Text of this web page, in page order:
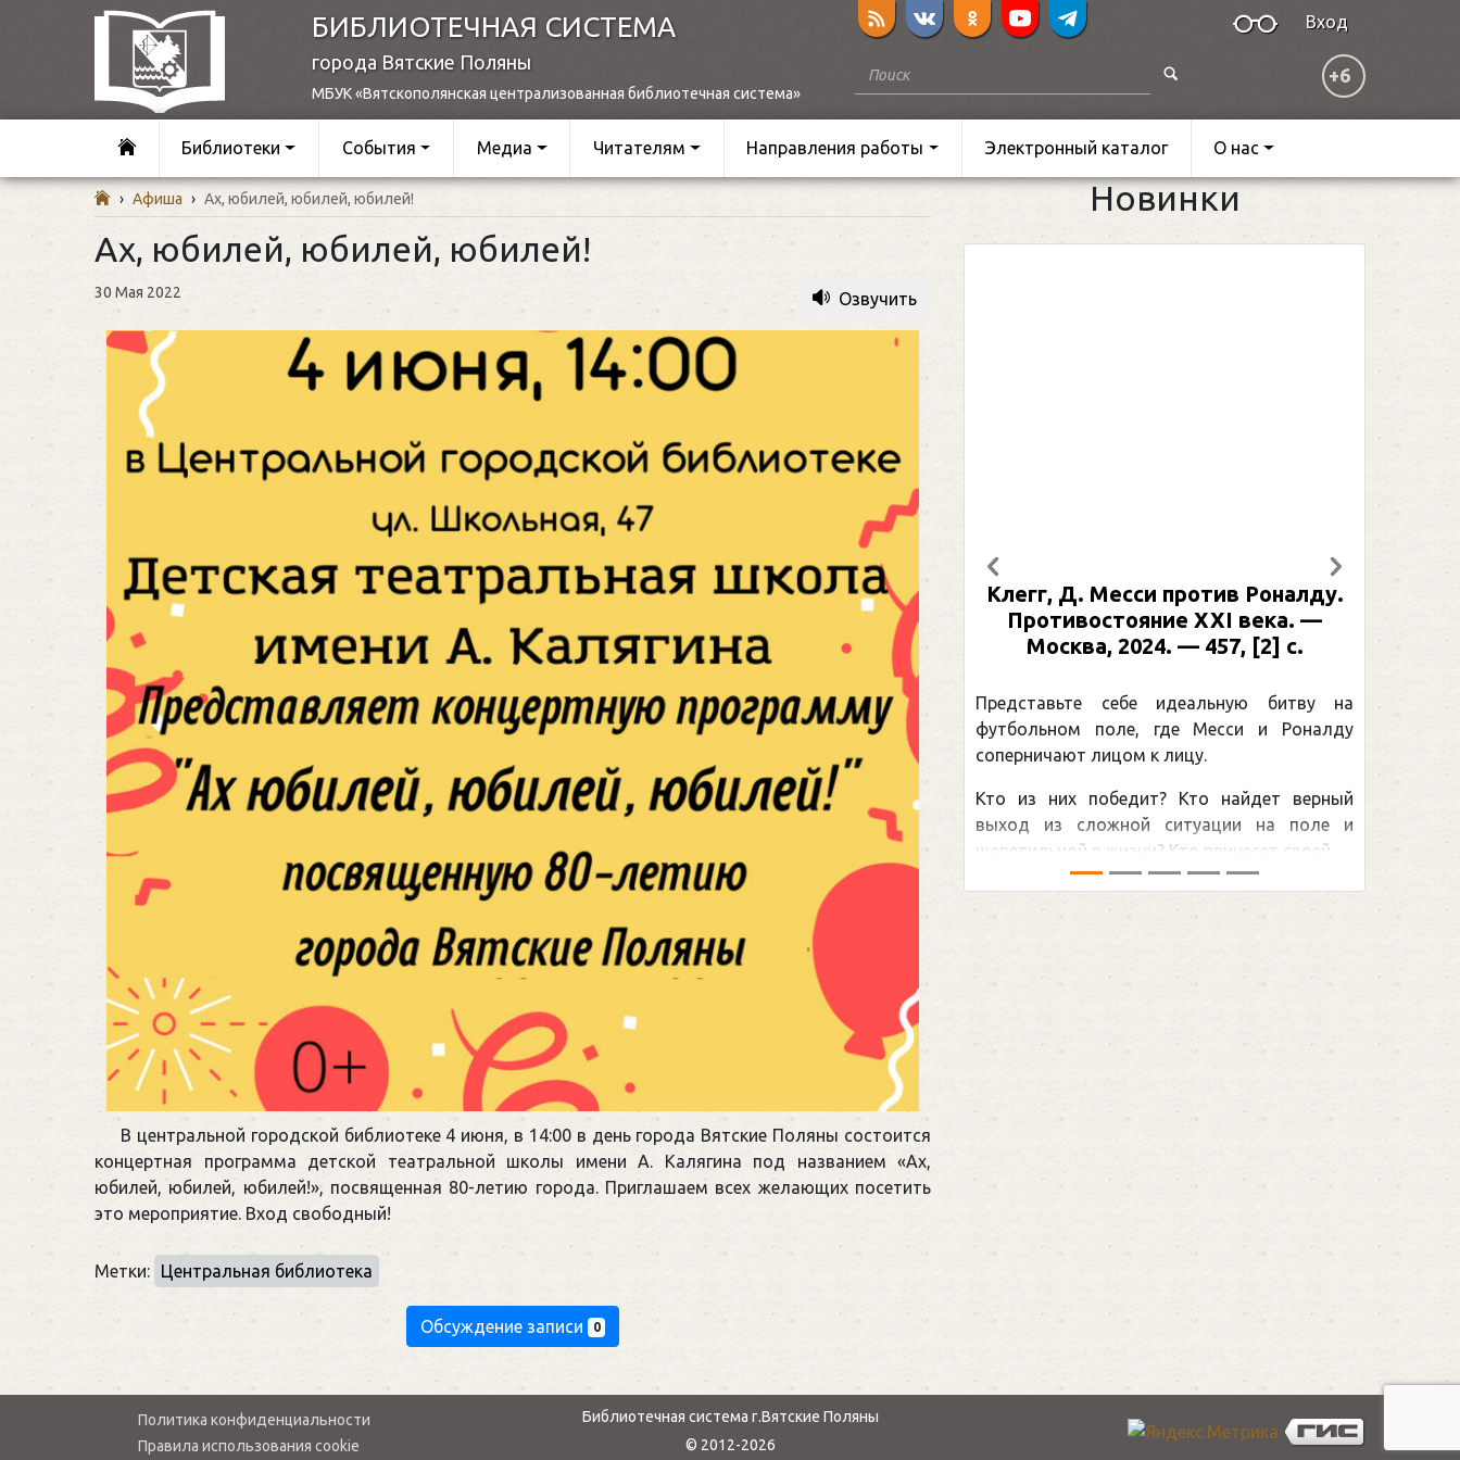
БИБЛИОТЕЧНАЯ СИСТЕМА
города Вятские Поляны
МБУК «Вятскополянская централизованная библиотечная система»
Вход
+6
Библиотеки События Медиа Читателям Направления работы Электронный каталог О нас
› Афиша › Ах, юбилей, юбилей, юбилей!
Ах, юбилей, юбилей, юбилей!
30 Мая 2022 Озвучить
В центральной городской библиотеке 4 июня, в 14:00 в день города Вятские Поляны состоится
концертная программа детской театральной школы имени А. Калягина под названием «Ах,
юбилей, юбилей, юбилей!», посвященная 80-летию города. Приглашаем всех желающих посетить
это мероприятие. Вход свободный!
Метки: Центральная библиотека
Обсуждение записи 0
Новинки
Клегг, Д. Месси против Роналду.
Противостояние XXI века. —
Москва, 2024. — 457, [2] с.
Представьте себе идеальную битву на
футбольном поле, где Месси и Роналду
соперничают лицом к лицу.
Кто из них победит? Кто найдет верный
выход из сложной ситуации на поле и
щепетильной в жизни? Кто принесет своей ...
Предыдущий Следующий
Политика конфиденциальности
Правила использования cookie
Библиотечная система г.Вятские Поляны
© 2012-2026